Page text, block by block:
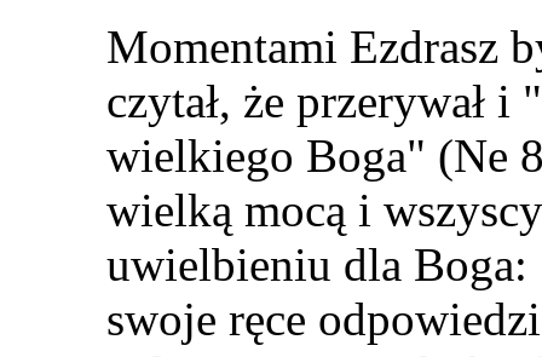
Momentami Ezdrasz
czytał, że przerywał i
wielkiego Boga" (Ne
wielką mocą i
uwielbieniu dla Boga:
swoje ręce